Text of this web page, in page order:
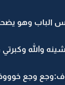
الباب وهو
وكبرتي
وجع